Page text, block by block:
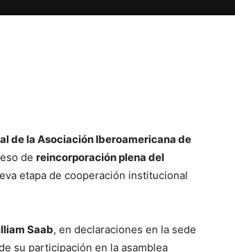
de la Asociación Iberoamericana de
de reincorporación plena del
etapa de cooperación institucional
Saab, en declaraciones en la sede
su participación en la asamblea